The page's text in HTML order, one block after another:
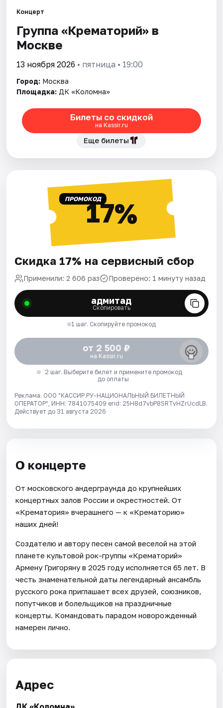
Концерт
Группа «Крематорий» в
Москве
13 ноября 2026 • пятница • 19:00
Город: Москва
Площадка: ДК «Коломна»
Билеты со скидкой
на Kassir.ru
Еще билеты
ПРОМОКОД17%
Скидка 17% на сервисный сбор
Применили: 2 606 раз Проверено: 1 минуту назад
адмитад
Скопировать
1 шаг. Скопируйте промокод
от 2 500 ₽
на Kassir.ru
2 шаг. Выберите билет и примените промокод
до оплаты
Реклама. ООО "КАССИР.РУ-НАЦИОНАЛЬНЫЙ БИЛЕТНЫЙ
ОПЕРАТОР", ИНН: 7841075409 erid: 25H8d7vbP8SRTvHZrUcdLB.
Действует до 31 августа 2026
О концерте
От московского андерграунда до крупнейших
концертных залов России и окрестностей. От
«Крематория» вчерашнего — к «Крематорию»
наших дней!
Создателю и автору песен самой веселой на этой
планете культовой рок-группы «Крематорий»
Армену Григоряну в 2025 году исполняется 65 лет. В
честь знаменательной даты легендарный ансамбль
русского рока приглашает всех друзей, союзников,
попутчиков и болельщиков на праздничные
концерты. Командовать парадом новорожденный
намерен лично.
Адрес